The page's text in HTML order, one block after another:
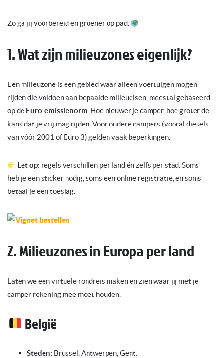
Zo ga jij voorbereid én groener op pad.
1. Wat zijn milieuzones eigenlijk?
Een milieuzone is een gebied waar alleen voertuigen mogen
rijden die voldoen aan bepaalde milieueisen, meestal gebaseerd
op de Euro-emissienorm . Hoe nieuwer je camper, hoe groter de
kans dat je vrij mag rijden. Voor oudere campers (vooral diesels
van vóór 2001 of Euro 3) gelden vaak beperkingen.
Let op: regels verschillen per land én zelfs per stad. Soms
heb je een sticker nodig, soms een online registratie, en soms
betaal je een toeslag.
2. Milieuzones in Europa per land
Laten we een virtuele rondreis maken en zien waar jij met je
camper rekening mee moet houden.
België
Steden: Brussel, Antwerpen, Gent.